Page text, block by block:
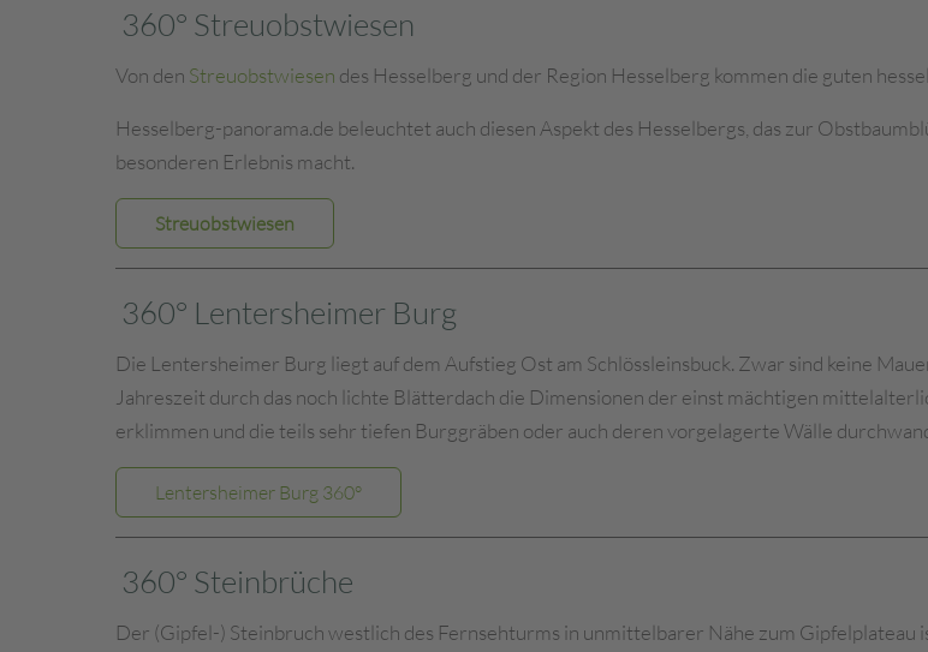
360° Streuobstwiesen
Von den Streuobstwiesen des Hesselberg und der Region Hesselberg kommen die guten
Hesselberg-panorama.de beleuchtet auch diesen Aspekt des Hesselbergs, das zur
besonderen Erlebnis macht.
Streuobstwiesen
360° Lentersheimer Burg
Die Lentersheimer Burg liegt auf dem Aufstieg Ost am Schlössleinsbuck. Zwar sind keine
Jahreszeit durch das noch lichte Blätterdach die Dimensionen der einst mächtigen
erklimmen und die teils sehr tiefen Burggräben oder auch deren vorgelagerte Wälle
Lentersheimer Burg 360°
360° Steinbrüche
Der (Gipfel-) Steinbruch westlich des Fernsehturms in unmittelbarer Nähe zum Gipfelplateau